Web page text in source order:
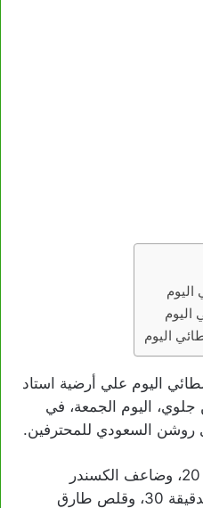
اليوم
اليوم
اليوم
اليوم علي أرضية استاد
جلوي، اليوم الجمعة، في
تقدم سالم الدوسري بالدقيقة 20، وضاعف الكسندر
ميتروفيتش من ضربة جزاء بالدقيقة 30، وقلص طارق